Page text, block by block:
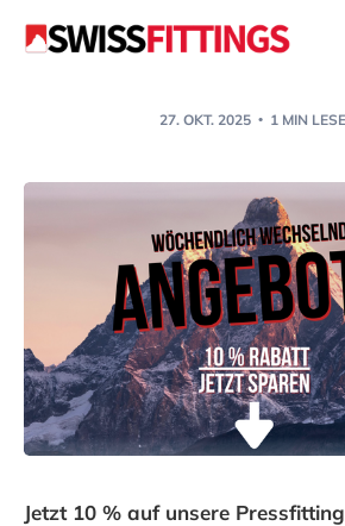
27. OKT. 2025 1 MIN
Jetzt 10 % auf unsere